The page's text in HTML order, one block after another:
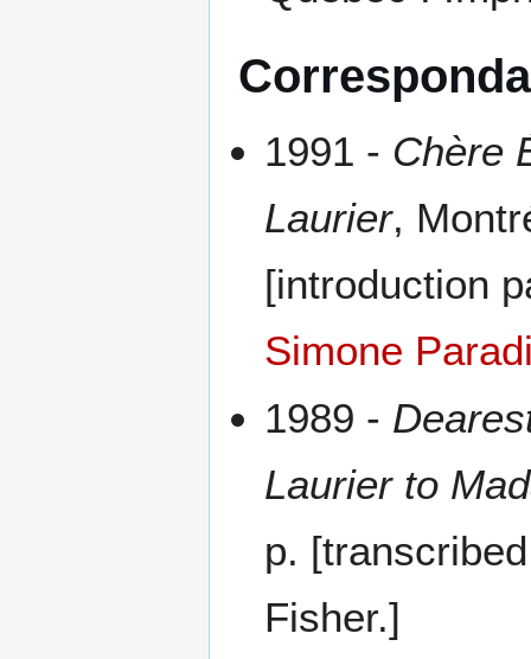
1991 - Chère
Laurier,
[introduction
Simone
1989 -
Laurier to
p.
Fisher.]